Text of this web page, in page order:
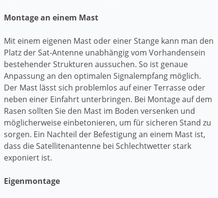
Montage an einem Mast
Mit einem eigenen Mast oder einer Stange kann man den
Platz der Sat-Antenne unabhängig vom Vorhandensein
bestehender Strukturen aussuchen. So ist genaue
Anpassung an den optimalen Signalempfang möglich.
Der Mast lässt sich problemlos auf einer Terrasse oder
neben einer Einfahrt unterbringen. Bei Montage auf dem
Rasen sollten Sie den Mast im Boden versenken und
möglicherweise einbetonieren, um für sicheren Stand zu
sorgen. Ein Nachteil der Befestigung an einem Mast ist,
dass die Satellitenantenne bei Schlechtwetter stark
exponiert ist.
Eigenmontage